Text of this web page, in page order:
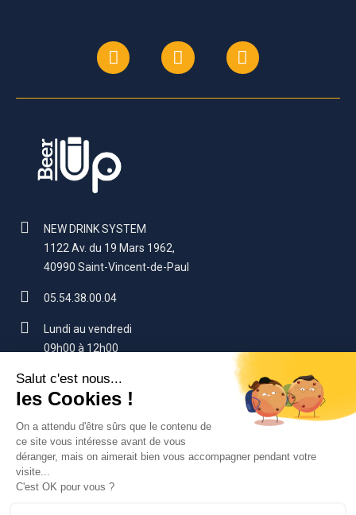
NEW DRINK SYSTEM
1122 Av. du 19 Mars 1962,
40990 Saint-Vincent-de-Paul
05.54.38.00.04
Lundi au vendredi
09h00 à 12h00
contact@beerup.fr
VOTRE COMPTE
SERVICES CLIENTS
NOS PRODUITS